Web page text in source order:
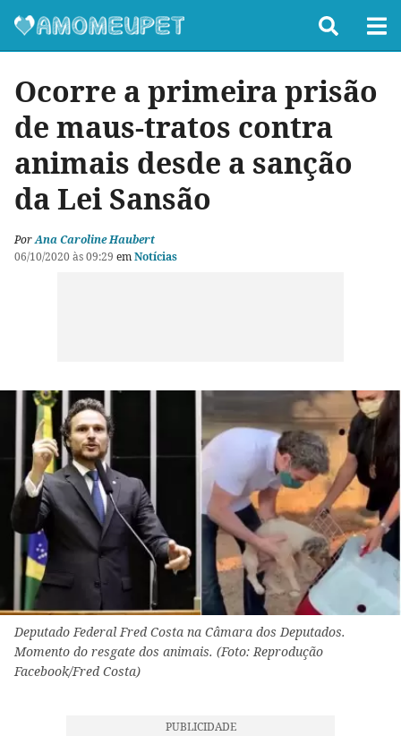
Ocorre a primeira prisão
de maus-tratos contra
animais desde a sanção
da Lei Sansão
PorAna Caroline Haubert
06/10/2020 às 09:29 emNotícias
Deputado Federal Fred Costa na Câmara dos Deputados.
Momento do resgate dos animais. (Foto: Reprodução
Facebook/Fred Costa)